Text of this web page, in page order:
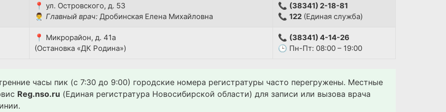
📍 ул. Островского, д. 53
👨‍⚕️ Главный врач: Дробинская Елена Михайловна
📞 (38341) 2-18-81
📞 122 (Единая служба)
📍 Микрорайон, д. 41а
(Остановка «ДК Родина»)
📞 (38341) 4-14-26
🕒 Пн-Пт: 08:00 – 19:00
часы пик (с 7:30 до 9:00) городские номера регистратуры часто перегружены. Местные
Reg.nso.ru (Единая регистратура Новосибирской области) для записи или вызова врача